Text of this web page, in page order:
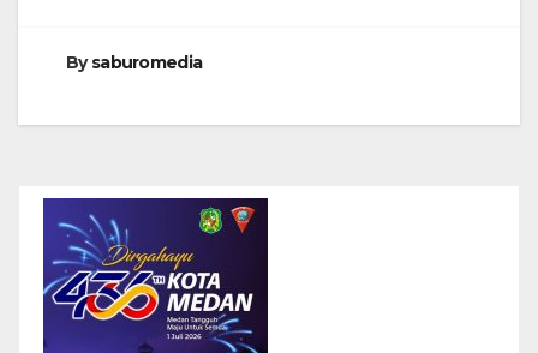
Bysaburomedia